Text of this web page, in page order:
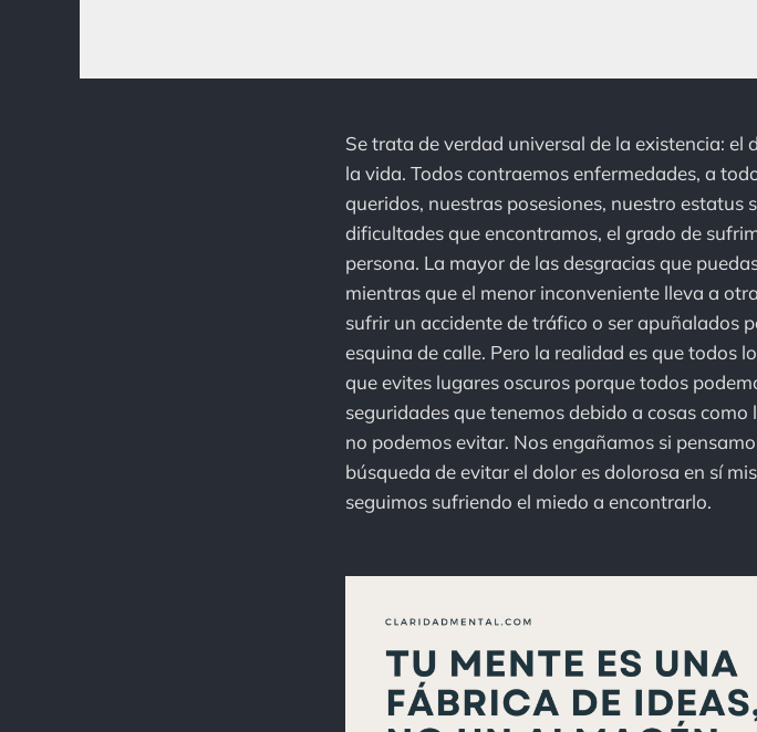
Se trata de verdad universal de la existencia:
la vida. Todos contraemos enfermedades, a
queridos, nuestras posesiones, nuestro estatus
dificultades que encontramos, el grado de
persona. La mayor de las desgracias que
mientras que el menor inconveniente lleva a
sufrir un accidente de tráfico o ser apuñalados
esquina de calle. Pero la realidad es que todos
que evites lugares oscuros porque todos
seguridades que tenemos debido a cosas
no podemos evitar. Nos engañamos si
búsqueda de evitar el dolor es dolorosa en sí
seguimos sufriendo el miedo a encontrarlo.